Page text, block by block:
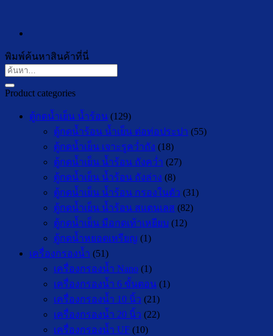
พิมพ์ค้นหาสินค้าที่นี่
ค้นหา:
Product categories
ตู้กดน้ำเย็น น้ำร้อน (129)
ตู้กดน้ำร้อน น้ำเย็น ต่อท่อประปา (55)
ตู้กดน้ำเย็น เจาะรูคว่ำถัง (18)
ตู้กดน้ำเย็น น้ำร้อน ถังคว่ำ (27)
ตู้กดน้ำเย็น น้ำร้อน ถังล่าง (8)
ตู้กดน้ำเย็น น้ำร้อน กรองในตัว (31)
ตู้กดน้ำเย็น น้ำร้อน สแตนเลส (82)
ตู้กดน้ำเย็น มือกดเท้าเหยียบ (12)
ตู้กดน้ำหยอดเหรียญ (1)
เครื่องกรองน้ำ (51)
เครื่องกรองน้ำ Nano (1)
เครื่องกรองน้ำ 6 ขั้นตอน (1)
เครื่องกรองน้ำ 10 นิ้ว (21)
เครื่องกรองน้ำ 20 นิ้ว (22)
เครื่องกรองน้ำ UF (10)